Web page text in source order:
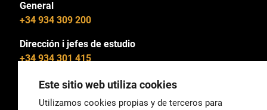
General
+34 934 309 200
Dirección i jefes de estudio
+34 934 301 415
Este sitio web utiliza cookies
Utilizamos cookies propias y de terceros para